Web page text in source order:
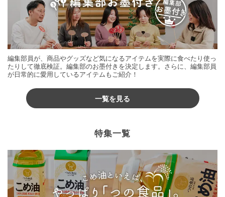
編集部員が、商品やグッズなど気になるアイテムを実際に食べたり使っ
たりして徹底検証。編集部のお墨付きを決定します。さらに、編集部員
が日常的に愛用しているアイテムもご紹介！
一覧を見る
特集一覧